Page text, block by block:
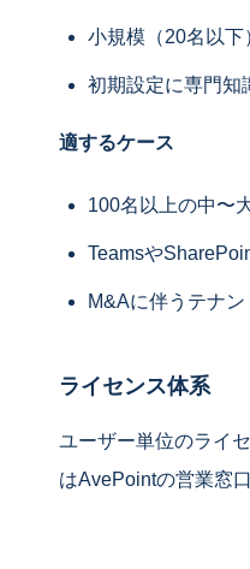
小規模（20名以下
初期設定に専門知
適するケース
100名以上の中〜
Teamsや
M&Aに伴うテナ
ライセンス体系
ユーザー単位のライ
はAvePointの営業窓